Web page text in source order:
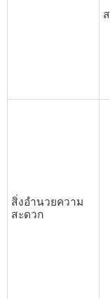
ส
สิ่งอำนวยความ
สะดวก